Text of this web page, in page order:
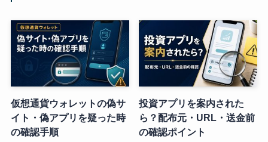
仮想通貨ウォレットの偽サ
イト・偽アプリを疑った時
の確認手順
投資アプリを案内された
ら？配布元・URL・送金前
の確認ポイント